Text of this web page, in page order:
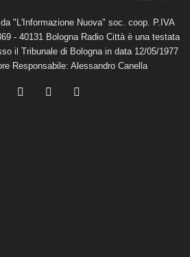
"L'Informazione Nuova" soc. coop. P.IVA
- 40131 Bologna Radio Città è una testata
il Tribunale di Bologna in data 12/05/1977
Responsabile: Alessandro Canella